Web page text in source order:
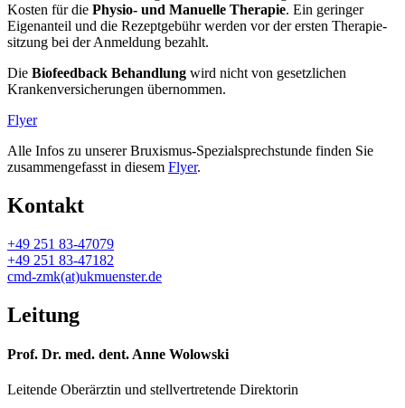
Kosten für die Physio- und Manuelle Therapie. Ein geringer
Eigenanteil und die Rezept­ge­bühr werden vor der ersten Therapie­
sitzung bei der Anmeldung bezahlt.
Die Biofeedback Behandlung wird nicht von gesetzlichen
Krankenversicherungen übernommen.
Flyer
Alle Infos zu unserer Bruxismus-Spezialsprechstunde finden Sie
zusammengefasst in diesem Flyer.
Kontakt
+49 251 83-47079
+49 251 83-47182
cmd-zmk(at)ukmuenster.de
Leitung
Prof. Dr. med. dent. Anne Wolowski
Leitende Oberärztin und stellvertretende Direktorin